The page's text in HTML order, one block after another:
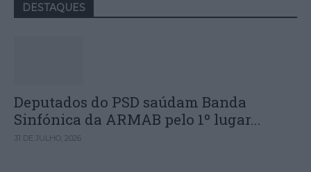
DESTAQUES
Deputados do PSD saúdam Banda
Sinfónica da ARMAB pelo 1º lugar...
31 DE JULHO, 2026